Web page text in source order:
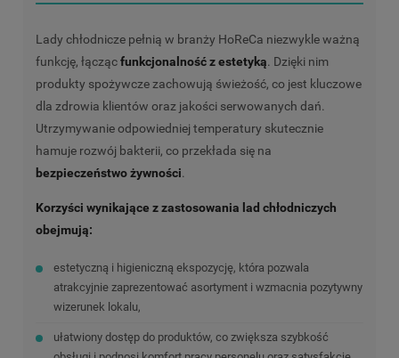
Lady chłodnicze pełnią w branży HoReCa niezwykle ważną
funkcję, łączącfunkcjonalność z estetyką. Dzięki nim
produkty spożywcze zachowują świeżość, co jest kluczowe
dla zdrowia klientów oraz jakości serwowanych dań.
Utrzymywanie odpowiedniej temperatury skutecznie
hamuje rozwój bakterii, co przekłada się na
bezpieczeństwo żywności.
Korzyści wynikające z zastosowania lad chłodniczych
obejmują:
estetyczną i higieniczną ekspozycję, która pozwala
atrakcyjnie zaprezentować asortyment i wzmacnia pozytywny
wizerunek lokalu,
ułatwiony dostęp do produktów, co zwiększa szybkość